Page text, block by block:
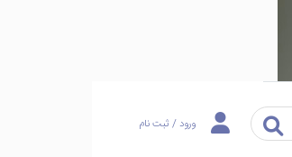
ورود / ثبت نام